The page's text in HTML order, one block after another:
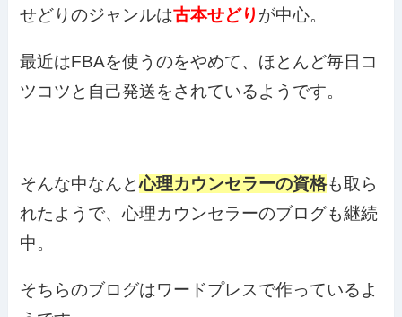
せどりのジャンルは古本せどり が中心。
最近はFBAを使うのをやめて、ほとんど毎日コ
ツコツと自己発送をされているようです。
そんな中なんと心理カウンセラーの資格も取ら
れたようで、心理カウンセラーのブログも継続
中。
そちらのブログはワードプレスで作っているよ